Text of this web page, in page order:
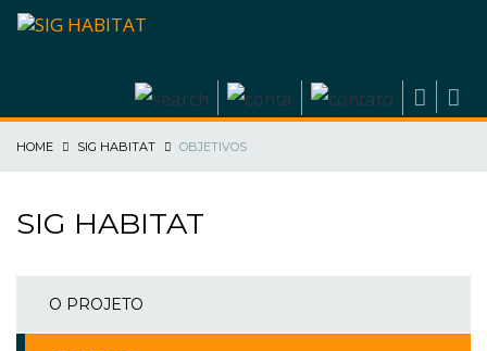
HOME SIG HABITAT OBJETIVOS
SIG HABITAT
O PROJETO